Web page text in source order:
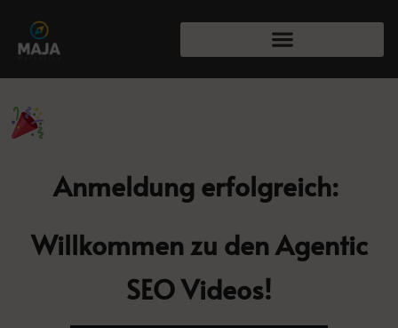
Anmeldung erfolgreich:
Willkommen zu den Agentic
SEO Videos!